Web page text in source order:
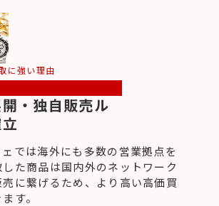
に強い理由
・独自販売ル
では海外にも多数の営業拠点を
た商品は国内外のネットワーク
に繋げるため、より高い高価買
す。